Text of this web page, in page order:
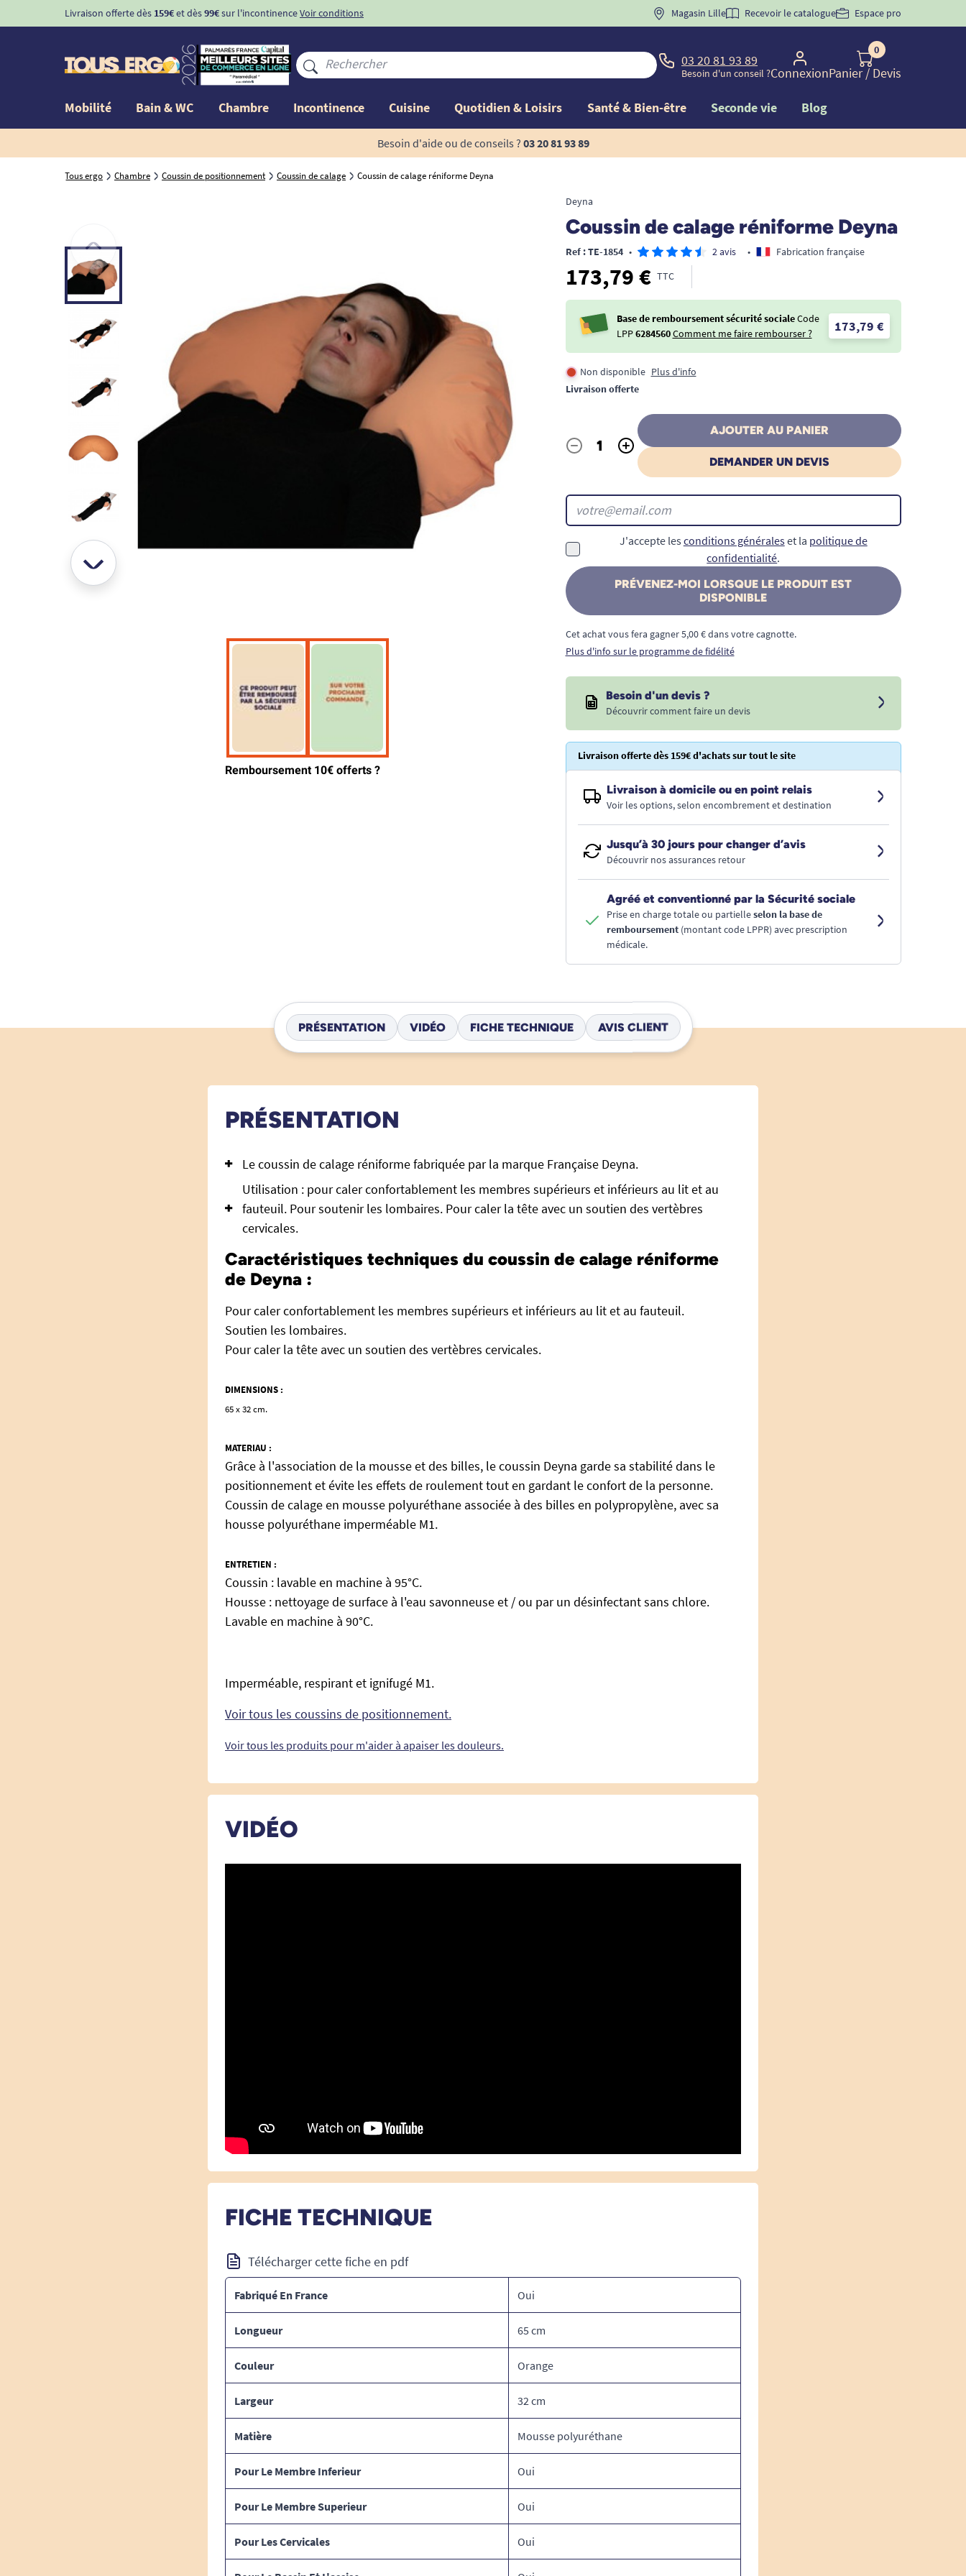
Livraison offerte dès 159€et dès99€sur l'incontinenceVoir conditions BIENVENUE" pourla 1ère commande d'incontinence
Magasin Lille Recevoir le catalogue Espace pro
03 20 81 93 89
Besoin d'un conseil ?Connexion
0
Panier/ Devis
Mobilité Bain & WC Chambre Incontinence Cuisine Quotidien & Loisirs Santé & Bien-être Seconde vie Blog
Besoin d'aide ou de conseils ? 03 20 81 93 89
Tous ergo Chambre Coussin de positionnement Coussin de calage Coussin de calage réniforme Deyna
Deyna
Coussin de calage réniforme Deyna
Ref : TE-1854 • 2 avis • Fabrication française
173,79 € TTC
Base de remboursement sécurité socialeCode
LPP6284560Comment me faire rembourser ? 173,79 €
Non disponible Plus d'info
Livraison offerte
Quantité
- +
AJOUTER AU PANIER
DEMANDER UN DEVIS
J'accepte les conditions généraleset la politique de
confidentialité.
PRÉVENEZ-MOI LORSQUE LE PRODUIT EST
DISPONIBLE
Cet achat vous fera gagner 5,00 € dans votre cagnotte.
Plus d'info sur le programme de fidélité
Besoin d'un devis ?
Découvrir comment faire un devis
Livraison offerte dès 159€ d'achats sur tout le site
Livraison à domicile ou en point relais
Voir les options, selon encombrement et destination
Jusqu’à 30 jours pour changer d’avis
Découvrir nos assurances retour
Agréé et conventionné par la Sécurité sociale
Prise en charge totale ou partielleselon la base de
remboursement (montant code LPPR) avec prescription
médicale.
PRÉSENTATION VIDÉO FICHE TECHNIQUE AVIS CLIENT
PRÉSENTATION
Le coussin de calage réniforme fabriquée par la marque Française Deyna.
Utilisation : pour caler confortablement les membres supérieurs et inférieurs au lit et au
fauteuil. Pour soutenir les lombaires. Pour caler la tête avec un soutien des vertèbres
cervicales.
Caractéristiques techniques du coussin de calage réniforme
de Deyna :
Pour caler confortablement les membres supérieurs et inférieurs au lit et au fauteuil.
Soutien les lombaires.
Pour caler la tête avec un soutien des vertèbres cervicales.
DIMENSIONS :
65 x 32 cm.
MATERIAU :
Grâce à l'association de la mousse et des billes, le coussin Deyna garde sa stabilité dans le
positionnement et évite les effets de roulement tout en gardant le confort de la personne.
Coussin de calage en mousse polyuréthane associée à des billes en polypropylène, avec sa
housse polyuréthane imperméable M1.
ENTRETIEN :
Coussin : lavable en machine à 95°C.
Housse : nettoyage de surface à l'eau savonneuse et / ou par un désinfectant sans chlore.
Lavable en machine à 90°C.
Imperméable, respirant et ignifugé M1.
Voir tous les coussins de positionnement.
Voir tous les produits pour m'aider à apaiser les douleurs.
VIDÉO
FICHE TECHNIQUE
Télécharger cette fiche en pdf
Fabriqué En France Oui
Longueur 65 cm
Couleur Orange
Largeur 32 cm
Matière Mousse polyuréthane
Pour Le Membre Inferieur Oui
Pour Le Membre Superieur Oui
Pour Les Cervicales Oui